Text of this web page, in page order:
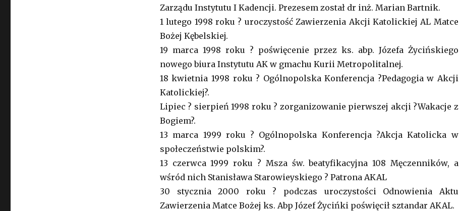
Zarządu Instytutu I Kadencji. Prezesem został dr inż. Marian Bartnik.
1 lutego 1998 roku ? uroczystość Zawierzenia Akcji Katolickiej AL Matce
Bożej Kębelskiej.
19 marca 1998 roku ? poświęcenie przez ks. abp. Józefa Życińskiego
nowego biura Instytutu AK w gmachu Kurii Metropolitalnej.
18 kwietnia 1998 roku ? Ogólnopolska Konferencja ?Pedagogia w Akcji
Katolickiej?.
Lipiec ? sierpień 1998 roku ? zorganizowanie pierwszej akcji ?Wakacje z
Bogiem?.
13 marca 1999 roku ? Ogólnopolska Konferencja ?Akcja Katolicka w
społeczeństwie polskim?.
13 czerwca 1999 roku ? Msza św. beatyfikacyjna 108 Męczenników, a
wśród nich Stanisława Starowieyskiego ? Patrona AKAL
30 stycznia 2000 roku ? podczas uroczystości Odnowienia Aktu
Zawierzenia Matce Bożej ks. Abp Józef Życińki poświęcił sztandar AKAL.